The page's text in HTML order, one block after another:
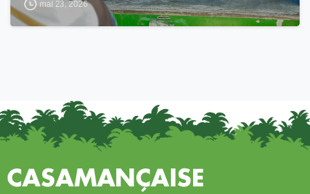
mai 23, 2026
CASAMANÇAISE